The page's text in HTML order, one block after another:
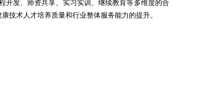
开发、师资共享、实习实训、继续教育等多维度的合
术人才培养质量和行业整体服务能力的提升。